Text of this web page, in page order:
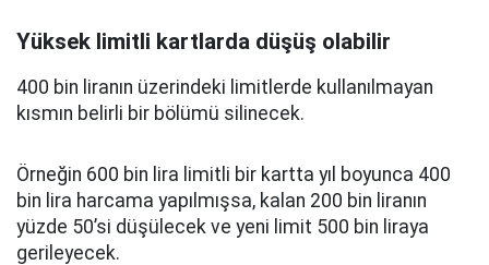
Yüksek limitli kartlarda düşüş olabilir
400 bin liranın üzerindeki limitlerde kullanılmayan
kısmın belirli bir bölümü silinecek.
Örneğin 600 bin lira limitli bir kartta yıl boyunca 400
bin lira harcama yapılmışsa, kalan 200 bin liranın
yüzde 50’si düşülecek ve yeni limit 500 bin liraya
gerileyecek.